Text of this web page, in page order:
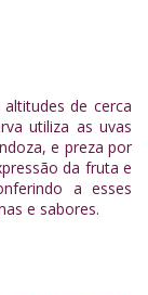
de cerca
utiliza as uvas
e preza por
da fruta e
a esses
e sabores.